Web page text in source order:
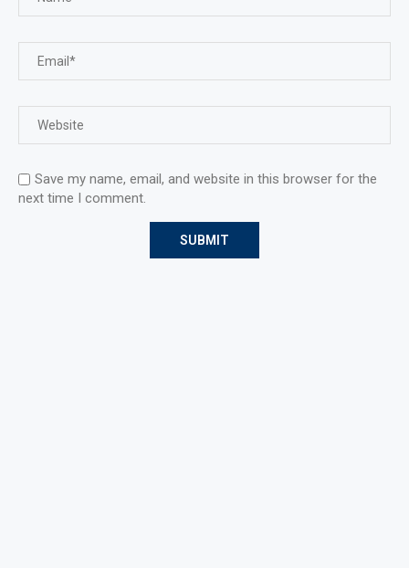
Save my name, email, and website in this browser for the
next time I comment.